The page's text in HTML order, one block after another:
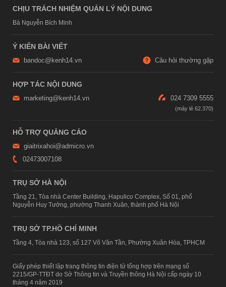
CHỊU TRÁCH NHIỆM QUẢN LÝ NỘI DUNG
Bà Nguyễn Bích Minh
Ý KIẾN BÀI VIẾT
bandoc@kenh14.vn Câu hỏi thường gặp
HỢP TÁC NỘI DUNG
marketing@kenh14.vn 024 7309 5555
HỖ TRỢ QUẢNG CÁO
giaitrixahoi@admicro.vn
02473007108
TRỤ SỞ HÀ NỘI
Tầng 21, Tòa nhà Center Building, Hapulico Complex, Số 01, phố
Nguyễn Huy Tưởng, phường Thanh Xuân, thành phố Hà Nội
TRỤ SỞ TP.HỒ CHÍ MINH
Tầng 4, Tòa nhà 123, số 127 Võ Văn Tần, Phường Xuân Hòa, TPHCM
Giấy phép thiết lập trang thông tin điện tử tổng hợp trên mạng số
2215/GP-TTĐT do Sở Thông tin và Truyền thông Hà Nội cấp ngày 10
tháng 4 năm 2019